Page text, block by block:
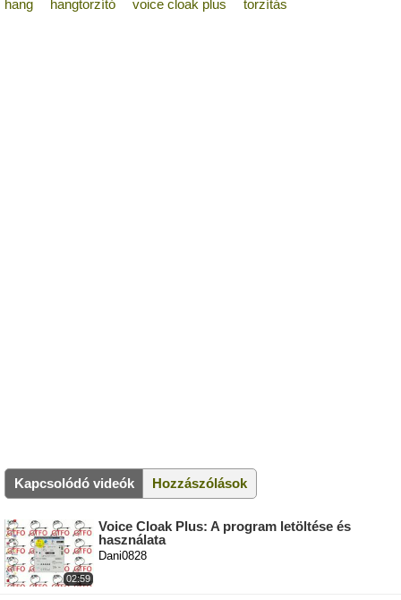
hang
hangtorzító voice cloak plus torzítás
Kapcsolódó videók Hozzászólások
02:59
Voice Cloak Plus: A program letöltése és
használata
Dani0828